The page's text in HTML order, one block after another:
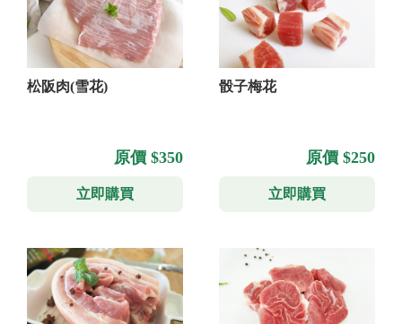
松阪肉(雪花)
原價 $350
立即購買
骰子梅花
原價 $250
立即購買